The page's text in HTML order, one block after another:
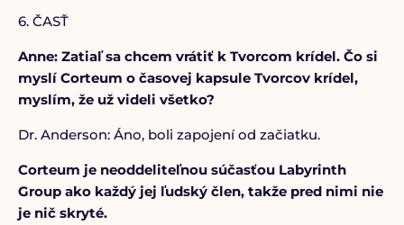
6. ČASŤ
Anne: Zatiaľ sa chcem vrátiť k Tvorcom krídel. Čo si
myslí Corteum o časovej kapsule Tvorcov krídel,
myslím, že už videli všetko?
Dr. Anderson: Áno, boli zapojení od začiatku.
Corteum je neoddeliteľnou súčasťou Labyrinth
Group ako každý jej ľudský člen, takže pred nimi nie
je nič skryté.